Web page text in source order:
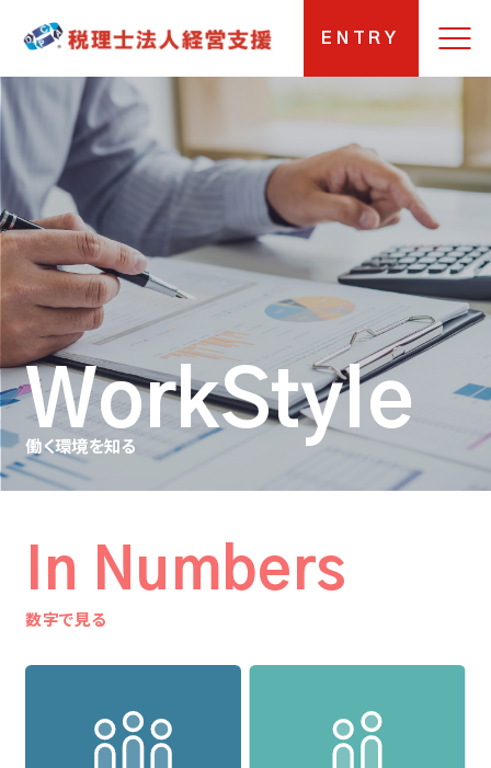
ENTRY
WorkStyle
働く環境を知る
In Numbers
数字で見る